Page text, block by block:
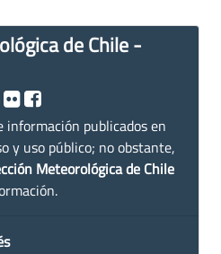
de Chile -
información publicados en
y uso público; no obstante,
Meteorológica de Chile